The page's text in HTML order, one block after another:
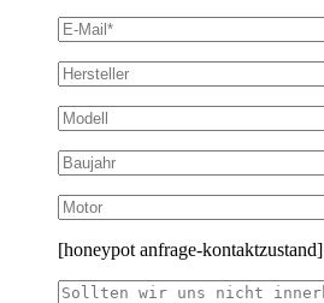
[honeypot anfrage-kontaktzustand]